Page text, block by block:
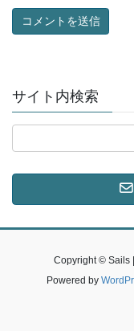
サイト内検索
Copyright © Sails
Powered by